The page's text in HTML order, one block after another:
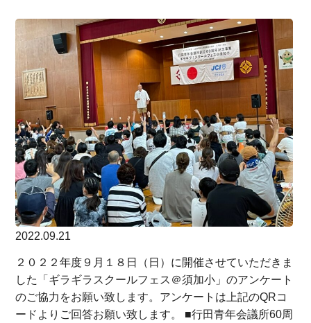
2022.09.21
２０２２年度９月１８日（日）に開催させていただきま
した「ギラギラスクールフェス＠須加小」のアンケート
のご協力をお願い致します。アンケートは上記のQRコ
ードよりご回答お願い致します。 ■行田青年会議所60周